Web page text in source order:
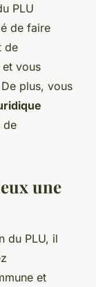
PLU
de faire
de
et vous
plus, vous
de
une
du PLU, il
et